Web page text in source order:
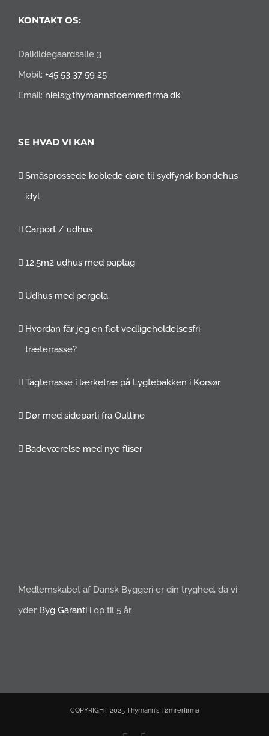
KONTAKT OS:
Dalkildegaardsalle 3
Mobil: +45 53 37 59 25
Email: niels@thymannstoemrerfirma.dk
SE HVAD VI KAN
Småsprossede koblede døre til sydfynsk bondehus
idyl
Carport / udhus
12,5m2 udhus med paptag
Udhus med pergola
Hvordan får jeg en flot vedligeholdelsesfri
træterrasse?
Tagterrasse i lærketræ på Lygtebakken i Korsør
Dør med sideparti fra Outline
Badeværelse med nye fliser
Medlemskabet af Dansk Byggeri er din tryghed, da vi
yder Byg Garanti i op til 5 år.
COPYRIGHT 2025 Thymann's Tømrerfirma